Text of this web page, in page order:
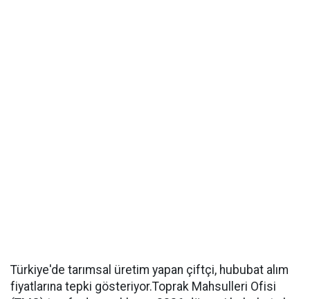
Türkiye'de tarımsal üretim yapan çiftçi, hububat alım
fiyatlarına tepki gösteriyor.Toprak Mahsulleri Ofisi